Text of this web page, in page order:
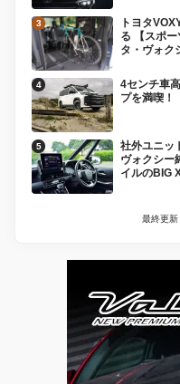
トヨタ
る 【スポ
タ・ヴォク
4センチ車
プを満喫！
社外ユニッ
ヴォクシー
イルのBIG
最終更